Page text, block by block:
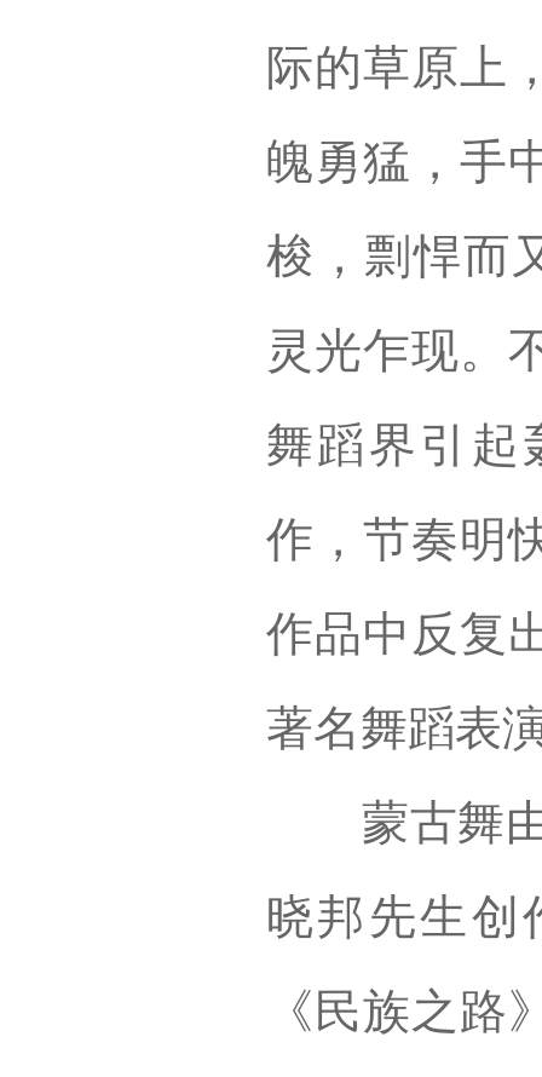
际的草原上
魄勇猛，手
梭，剽悍而
灵光乍现。
舞蹈界引起
作，节奏明
作品中反复
著名舞蹈表
蒙古舞由
晓邦先生创
《民族之